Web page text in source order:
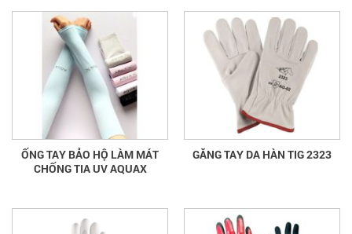
ỐNG TAY BẢO HỘ LÀM MÁT
CHỐNG TIA UV AQUAX
GĂNG TAY DA HÀN TIG 2323